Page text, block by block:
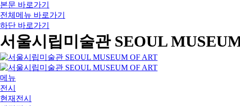
본문 바로가기
전체메뉴 바로가기
하단 바로가기
서울시립미술관 SEOUL
메뉴
전시
현재전시